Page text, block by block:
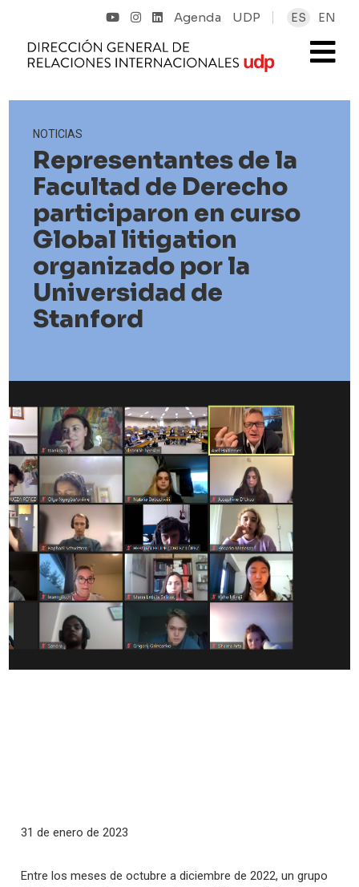
Agenda UDP ES EN
NOTICIAS
Representantes de la
Facultad de Derecho
participaron en curso
Global litigation
organizado por la
Universidad de
Stanford
31 de enero de 2023
Entre los meses de octubre a diciembre de 2022, un grupo